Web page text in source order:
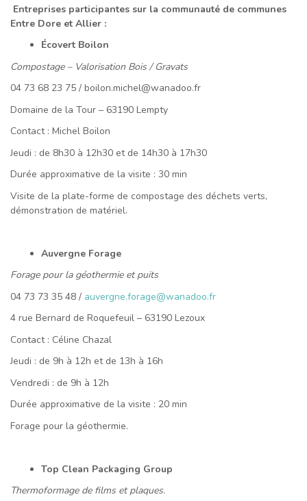
Entreprises participantes sur la communauté de communes
Entre Dore et Allier :
Écovert Boilon
Compostage – Valorisation Bois / Gravats
04 73 68 23 75 / boilon.michel@wanadoo.fr
Domaine de la Tour – 63190 Lempty
Contact : Michel Boilon
Jeudi : de 8h30 à 12h30 et de 14h30 à 17h30
Durée approximative de la visite : 30 min
Visite de la plate-forme de compostage des déchets verts,
démonstration de matériel.
Auvergne Forage
Forage pour la géothermie et puits
04 73 73 35 48 / auvergne.forage@wanadoo.fr
4 rue Bernard de Roquefeuil – 63190 Lezoux
Contact : Céline Chazal
Jeudi : de 9h à 12h et de 13h à 16h
Vendredi : de 9h à 12h
Durée approximative de la visite : 20 min
Forage pour la géothermie.
Top Clean Packaging Group
Thermoformage de films et plaques.